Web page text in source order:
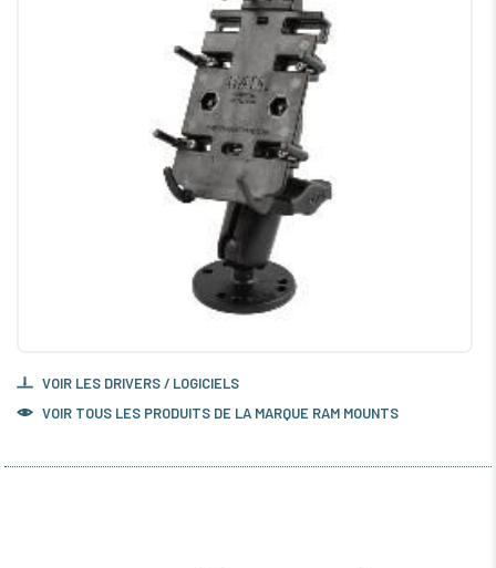
VOIR LES DRIVERS / LOGICIELS
VOIR TOUS LES PRODUITS DE LA MARQUE RAM MOUNTS